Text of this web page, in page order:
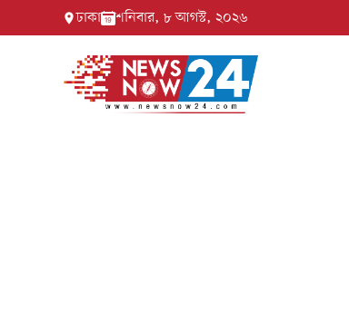
ঢাকা শনিবার, ৮ আগস্ট, ২০২৬